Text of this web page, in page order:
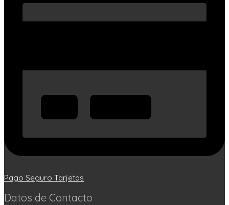
Pago Seguro Tarjetas
Datos de Contacto